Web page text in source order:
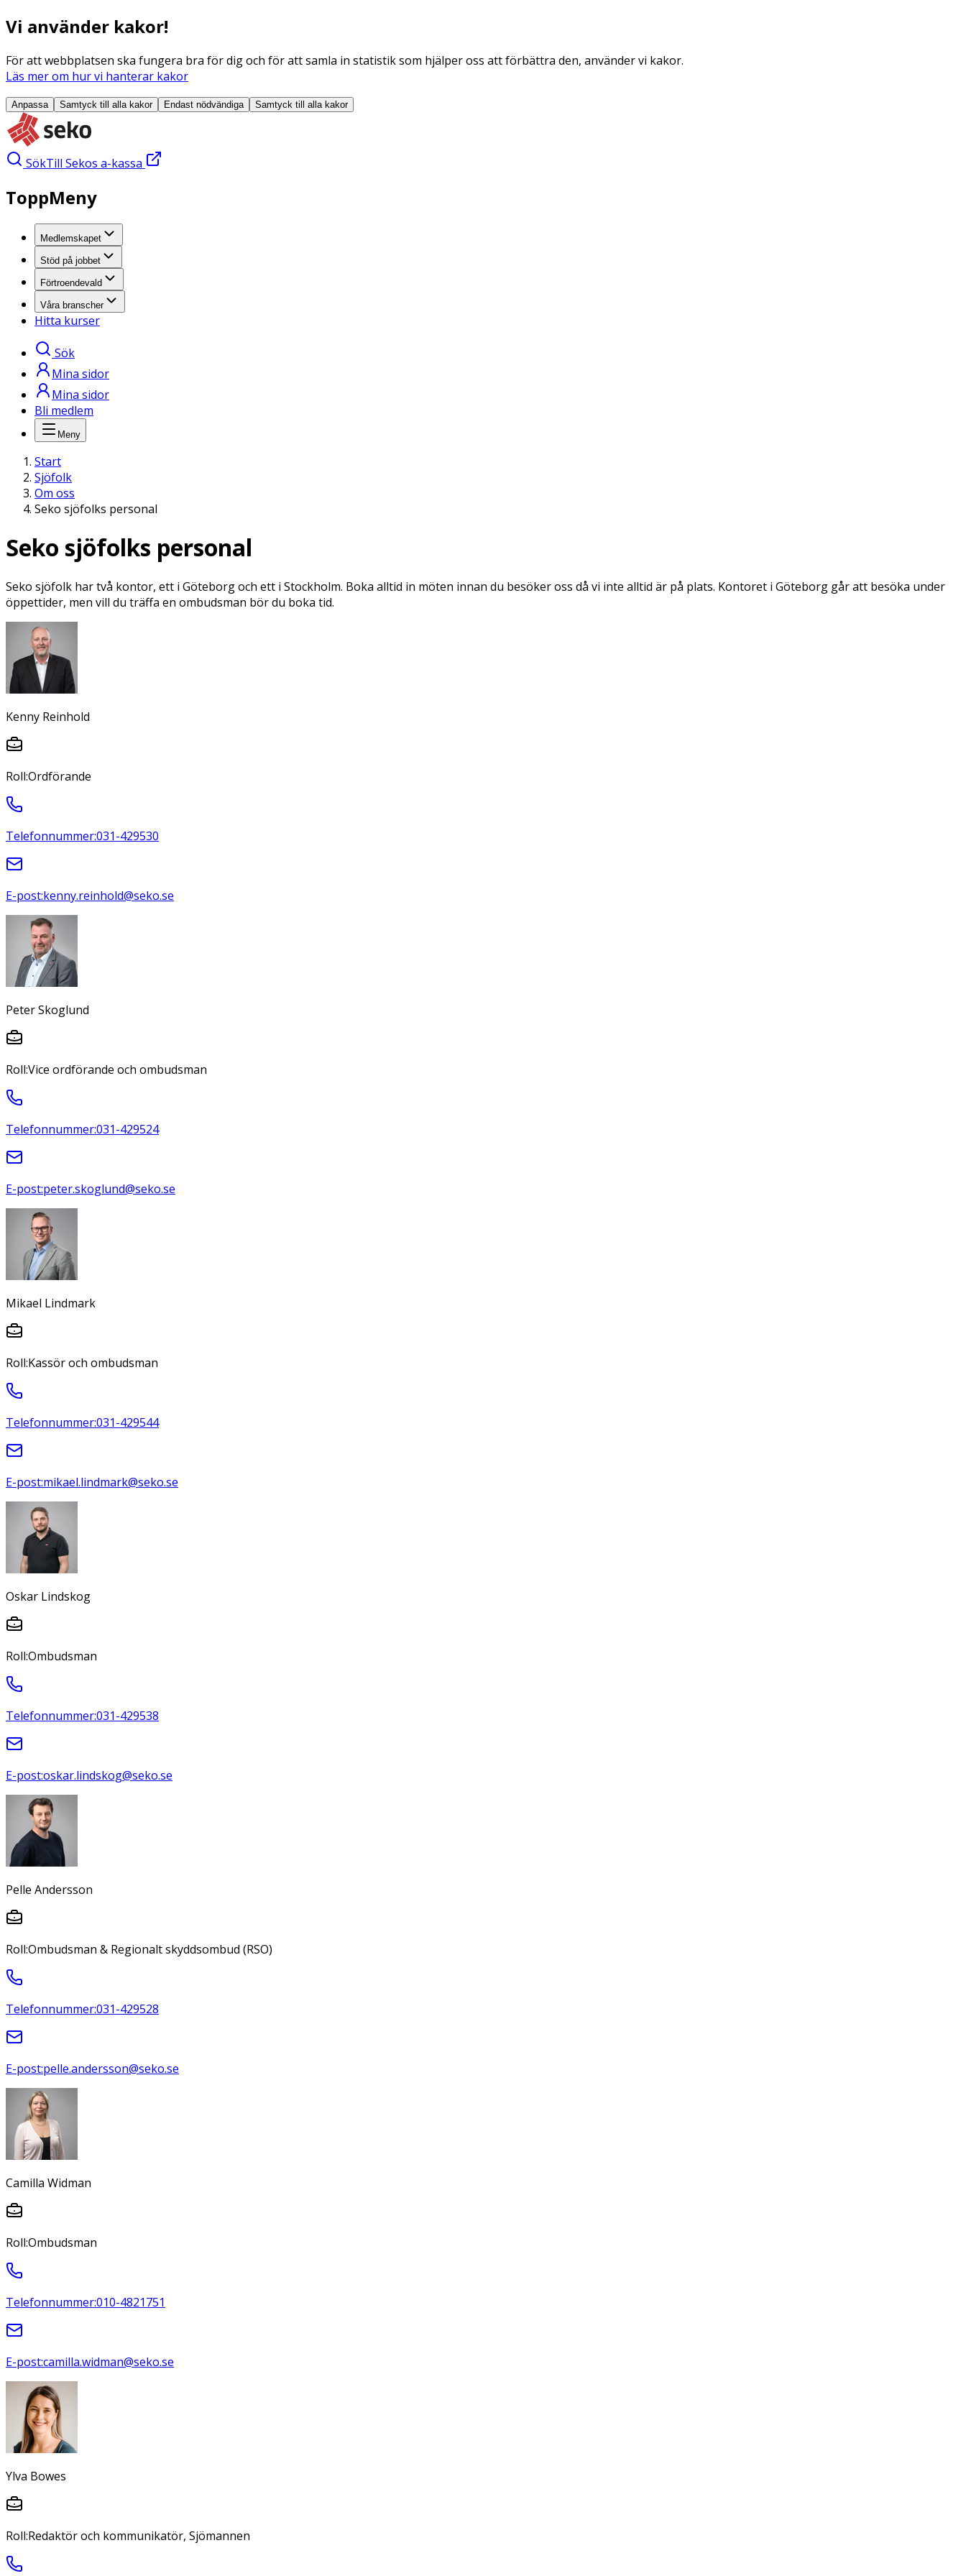
Vi använder kakor!
För att webbplatsen ska fungera bra för dig och för att samla in statistik som hjälper oss att förbättra den, använder vi kakor.
Läs mer om hur vi hanterar kakor
Anpassa Samtyck till alla kakor Endast nödvändiga Samtyck till alla kakor
SökTill Sekos a-kassa
ToppMeny
Medlemskapet
Stöd på jobbet
Förtroendevald
Våra branscher
Hitta kurser
Sök
Mina sidor
Mina sidor
Bli medlem
Meny
Start
Sjöfolk
Om oss
Seko sjöfolks personal
Seko sjöfolks personal
Seko sjöfolk har två kontor, ett i Göteborg och ett i Stockholm. Boka alltid in möten innan du besöker oss då vi inte alltid är på plats. Kontoret i Göteborg går att besöka under
öppettider, men vill du träffa en ombudsman bör du boka tid.
Kenny Reinhold
Roll:Ordförande
Telefonnummer:031-429530
E-post:kenny.reinhold@seko.se
Peter Skoglund
Roll:Vice ordförande och ombudsman
Telefonnummer:031-429524
E-post:peter.skoglund@seko.se
Mikael Lindmark
Roll:Kassör och ombudsman
Telefonnummer:031-429544
E-post:mikael.lindmark@seko.se
Oskar Lindskog
Roll:Ombudsman
Telefonnummer:031-429538
E-post:oskar.lindskog@seko.se
Pelle Andersson
Roll:Ombudsman & Regionalt skyddsombud (RSO)
Telefonnummer:031-429528
E-post:pelle.andersson@seko.se
Camilla Widman
Roll:Ombudsman
Telefonnummer:010-4821751
E-post:camilla.widman@seko.se
Ylva Bowes
Roll:Redaktör och kommunikatör, Sjömannen